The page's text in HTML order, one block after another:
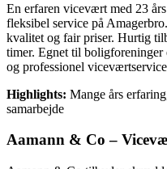
En erfaren vicevært med 23
fleksibel service på
kvalitet og fair priser. Hurtig
timer. Egnet til boligforeninger
og professionel
Highlights: Mange års
samarbejde
Aamann & Co –